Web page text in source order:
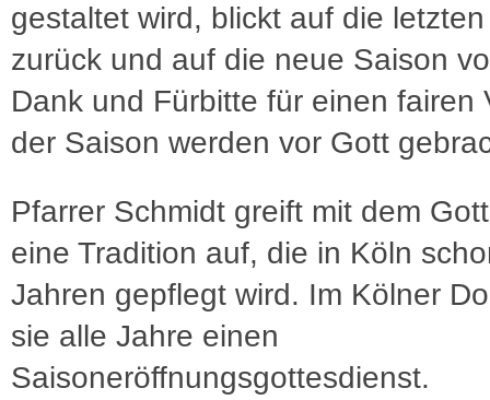
gestaltet wird, blickt auf die
zurück und auf die neue Saison
Dank und Fürbitte für einen fairen
der Saison werden vor Gott
Pfarrer Schmidt greift mit dem
eine Tradition auf, die in Köln
Jahren gepflegt wird. Im Kölner
sie alle Jahre einen
Saisoneröffnungsgottesdienst.